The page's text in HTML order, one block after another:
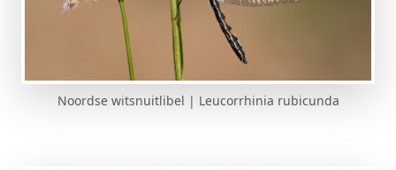
Noordse witsnuitlibel | Leucorrhinia rubicunda